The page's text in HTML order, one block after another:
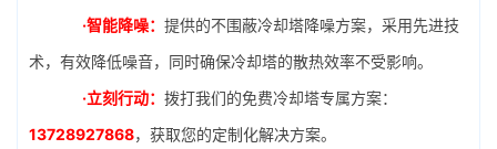
·智能降噪： 提供的不围蔽冷却塔降噪方案，采用先进技
术，有效降低噪音，同时确保冷却塔的散热效率不受影响。
·立刻行动： 拨打我们的免费冷却塔专属方案：
13728927868，获取您的定制化解决方案。